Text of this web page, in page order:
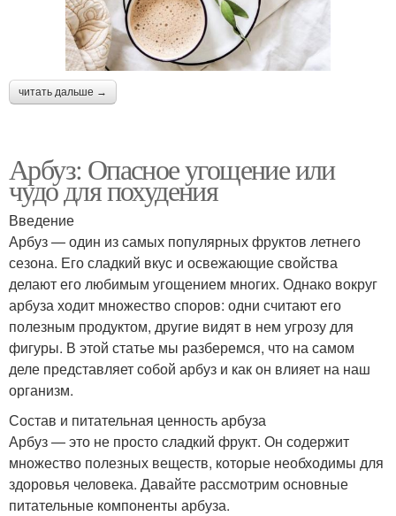
читать дальше →
Арбуз: Опасное угощение или
чудо для похудения
Введение
Арбуз — один из самых популярных фруктов летнего
сезона. Его сладкий вкус и освежающие свойства
делают его любимым угощением многих. Однако вокруг
арбуза ходит множество споров: одни считают его
полезным продуктом, другие видят в нем угрозу для
фигуры. В этой статье мы разберемся, что на самом
деле представляет собой арбуз и как он влияет на наш
организм.
Состав и питательная ценность арбуза
Арбуз — это не просто сладкий фрукт. Он содержит
множество полезных веществ, которые необходимы для
здоровья человека. Давайте рассмотрим основные
питательные компоненты арбуза.